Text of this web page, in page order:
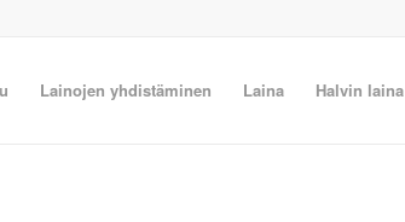
Lainojen yhdistäminen Laina Halvin laina